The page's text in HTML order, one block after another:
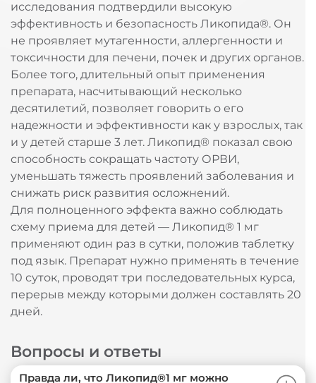
исследования подтвердили высокую
эффективность и безопасность Ликопида®. Он
не проявляет мутагенности, аллергенности и
токсичности для печени, почек и других органов.
Более того, длительный опыт применения
препарата, насчитывающий несколько
десятилетий, позволяет говорить о его
надежности и эффективности как у взрослых, так
и у детей старше 3 лет. Ликопид® показал свою
способность сокращать частоту ОРВИ,
уменьшать тяжесть проявлений заболевания и
снижать риск развития осложнений.
Для полноценного эффекта важно соблюдать
схему приема для детей — Ликопид® 1 мг
применяют один раз в сутки, положив таблетку
под язык. Препарат нужно применять в течение
10 суток, проводят три последовательных курса,
перерыв между которыми должен составлять 20
дней.
Вопросы и ответы
Правда ли, что Ликопид®1 мг можно